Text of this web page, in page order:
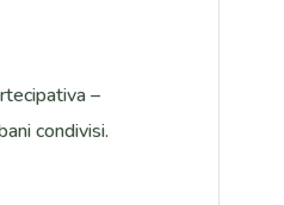
–
condivisi.